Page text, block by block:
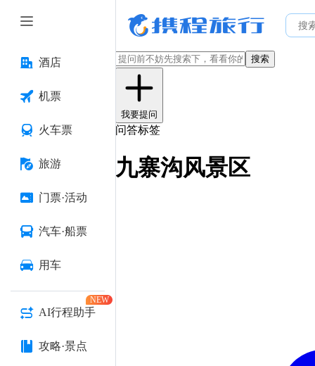
酒店
机票
火车票
旅游
门票·活动
汽车·船票
用车
AI行程助手
NEW
攻略·景点
搜索
我要提问
问答标签
九寨沟风景区